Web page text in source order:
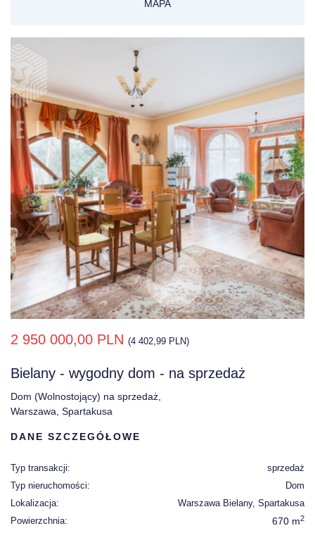
MAPA
2 950 000,00 PLN (4 402,99 PLN)
Bielany - wygodny dom - na sprzedaż
Dom (Wolnostojący) na sprzedaż,
Warszawa, Spartakusa
DANE SZCZEGÓŁOWE
Typ transakcji:
sprzedaż
Typ nieruchomości:
Dom
Lokalizacja:
Warszawa Bielany, Spartakusa
Powierzchnia:
670 m2